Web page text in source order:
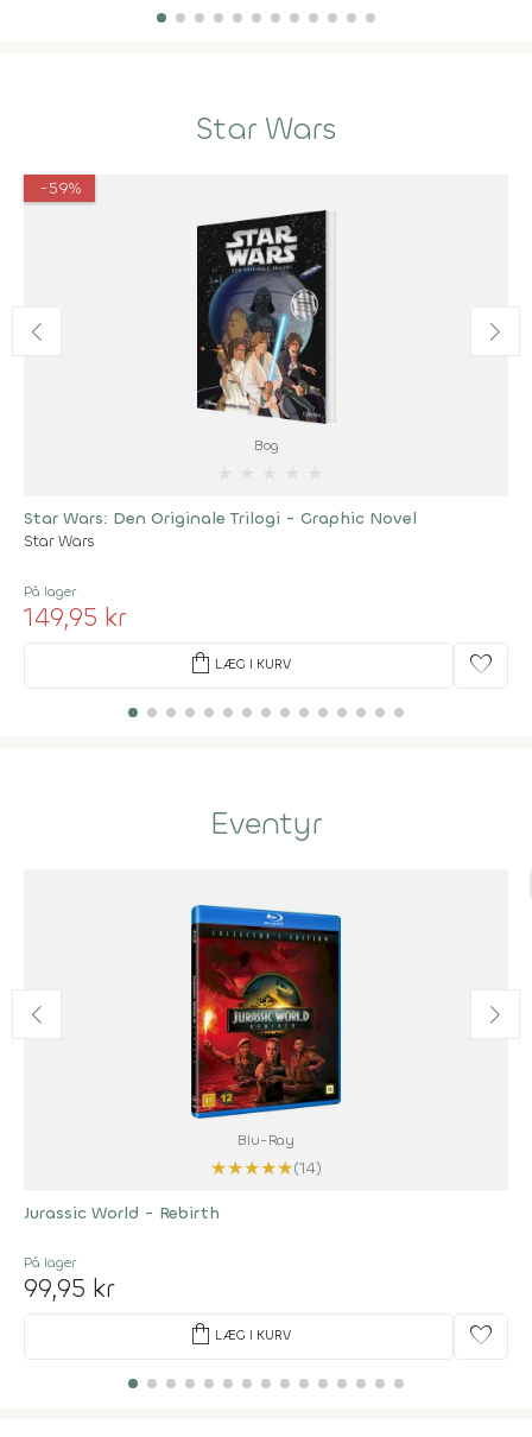
Star Wars
-59%
Bog
Star Wars: Den Originale Trilogi - Graphic Novel
Star Wars
På lager
149,95 kr
shopping_bag LÆG I KURV favorite
Eventyr
Blu-Ray
★★★★★(14)
Jurassic World - Rebirth
På lager
99,95 kr
shopping_bag LÆG I KURV favorite